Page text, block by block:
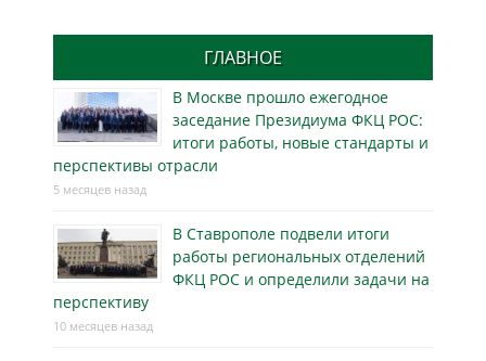
ГЛАВНОЕ
В Москве прошло ежегодное
заседание Президиума ФКЦ РОС:
итоги работы, новые стандарты и
перспективы отрасли
5 месяцев назад
В Ставрополе подвели итоги
работы региональных отделений
ФКЦ РОС и определили задачи на
перспективу
10 месяцев назад